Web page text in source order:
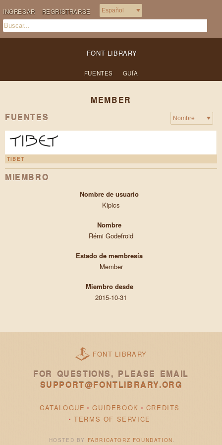
INGRESAR REGRISTRARSE
FONT LIBRARY
FUENTES GUÍA
MEMBER
FUENTES
TIBET
MIEMBRO
Nombre de usuario
Kipics
Nombre
Rémi Godefroid
Estado de membresía
Member
Miembro desde
2015-10-31
FONT LIBRARY
FOR QUESTIONS, PLEASE EMAIL
SUPPORT@FONTLIBRARY.ORG
CATALOGUE GUIDEBOOK
CREDITS
TERMS OF SERVICE
HOSTED BY FABRICATORZ FOUNDATION .